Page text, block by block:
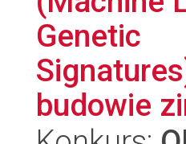
Genetic
budowie